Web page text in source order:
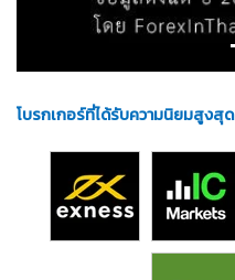
โบรกเกอร์ที่ได้รับความนิยมสูงสุด